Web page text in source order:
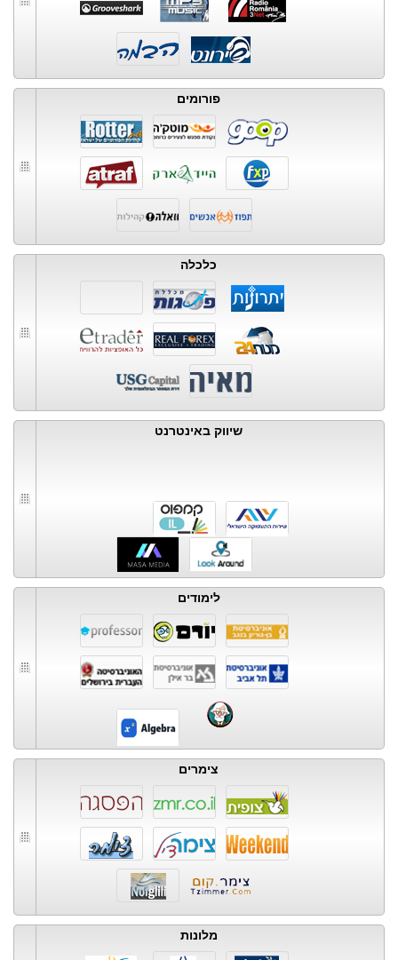
פורומים
כלכלה
שיווק באינטרנט
לימודים
צימרים
מלונות